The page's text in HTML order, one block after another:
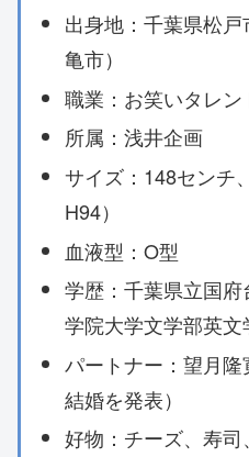
出身地：千葉県松
亀市）
職業：お笑いタレン
所属：浅井企画
サイズ：148センチ
H94）
血液型：O型
学歴：千葉県立国
学院大学文学部英文
パートナー：望月
結婚を発表）
好物：チーズ、寿